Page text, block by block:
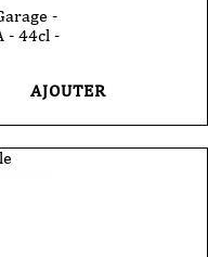
-
- 44cl -
AJOUTER